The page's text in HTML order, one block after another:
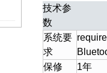
技术参
数
系统要
求
保修
1年